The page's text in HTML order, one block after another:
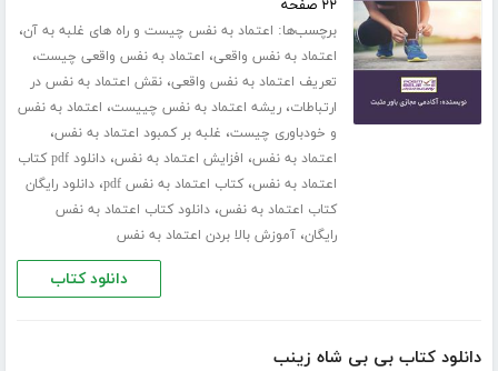
۲۲ صفحه
برچسب‌ها: اعتماد به نفس چیست و راه های غلبه به آن،
اعتماد به نفس واقعی، اعتماد به نفس واقعی چیست،
تعریف اعتماد به نفس واقعی،نقش اعتماد به نفس در
ارتباطات،ریشه اعتماد به نفس چییست، اعتماد به نفس
و خودباوری چیست، غلبه بر کمبود اعتماد به نفس،
اعتماد به نفس، افزایش اعتماد به نفس،
دانلود pdf کتاب
اعتماد به نفس،کتاب اعتماد به نفس pdf ،دانلود رایگان
کتاب اعتماد به نفس،دانلود کتاب اعتماد به نفس
رایگان،آموزش بالا بردن اعتماد به نفس
دانلود کتاب
دانلود کتاب بی بی شاه زینب